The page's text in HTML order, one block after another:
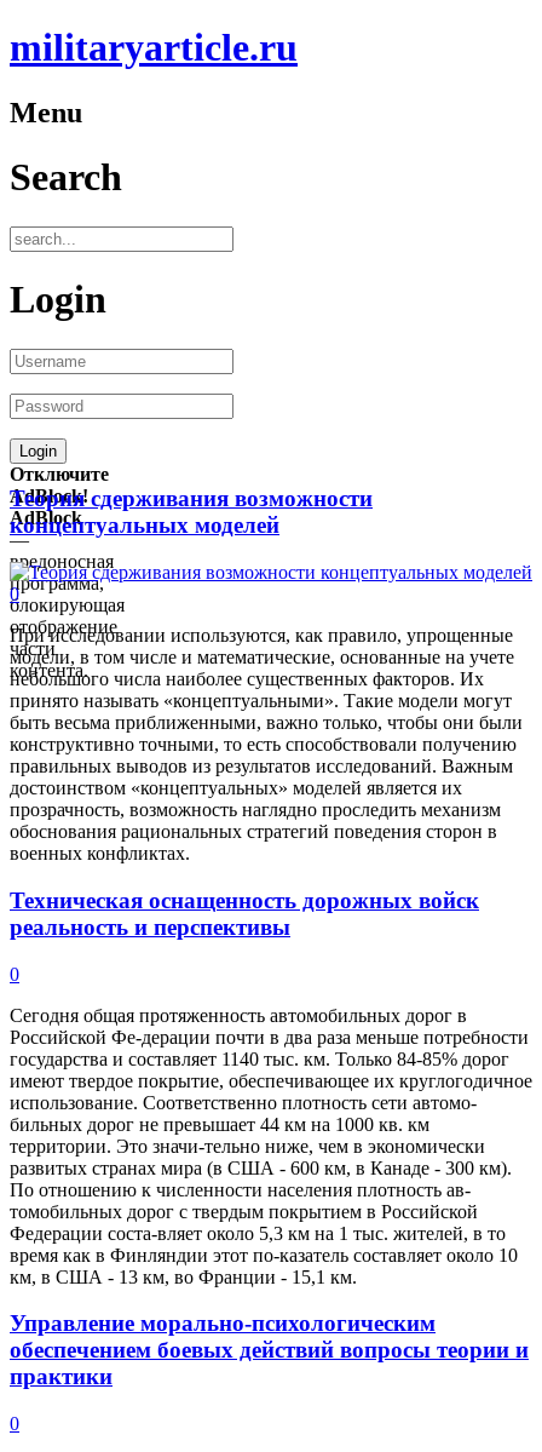
militaryarticle.ru
Menu
Search
Login
Отключите
AdBlock!
AdBlock
—
вредоносная
программа,
блокирующая
отображение
части
контента.
Теория сдерживания возможности
концептуальных моделей
0
При исследовании используются, как правило, упрощенные
модели, в том числе и математические, основанные на учете
небольшого числа наиболее существенных факторов. Их
принято называть «концептуальными». Такие модели могут
быть весьма приближенными, важно только, чтобы они были
конструктивно точными, то есть способствовали получению
правильных выводов из результатов исследований. Важным
достоинством «концептуальных» моделей является их
прозрачность, возможность наглядно проследить механизм
обоснования рациональных стратегий поведения сторон в
военных конфликтах.
Техническая оснащенность дорожных войск
реальность и перспективы
0
Сегодня общая протяженность автомобильных дорог в
Российской Фе-дерации почти в два раза меньше потребности
государства и составляет 1140 тыс. км. Только 84-85% дорог
имеют твердое покрытие, обеспечивающее их круглогодичное
использование. Соответственно плотность сети автомо-
бильных дорог не превышает 44 км на 1000 кв. км
территории. Это значи-тельно ниже, чем в экономически
развитых странах мира (в США - 600 км, в Канаде - 300 км).
По отношению к численности населения плотность ав-
томобильных дорог с твердым покрытием в Российской
Федерации соста-вляет около 5,3 км на 1 тыс. жителей, в то
время как в Финляндии этот по-казатель составляет около 10
км, в США - 13 км, во Франции - 15,1 км.
Управление морально-психологическим
обеспечением боевых действий вопросы теории и
практики
0